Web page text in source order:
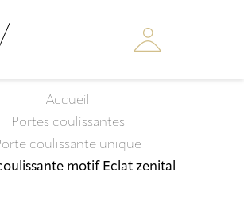
Accueil
Portes coulissantes
coulissante unique
motif Eclat zenital